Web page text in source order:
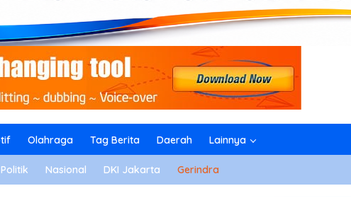
Olahraga Tag Berita Daerah Lainnya
Politik Nasional DKI Jakarta Gerindra